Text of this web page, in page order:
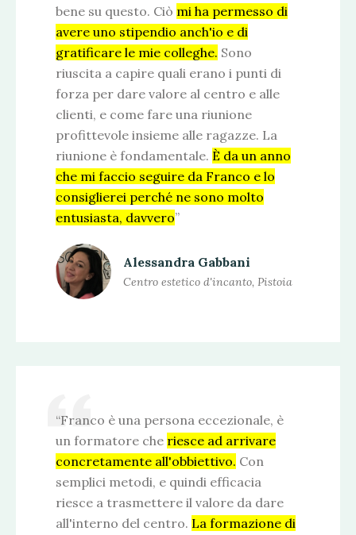
bene su questo. Ciò mi ha permesso di
avere uno stipendio anch'io e di
gratificare le mie colleghe. Sono
riuscita a capire quali erano i punti di
forza per dare valore al centro e alle
clienti, e come fare una riunione
profittevole insieme alle ragazze. La
riunione è fondamentale. È da un anno
che mi faccio seguire da Franco e lo
consiglierei perché ne sono molto
entusiasta, davvero”
Alessandra Gabbani
Centro estetico d'incanto, Pistoia
“Franco è una persona eccezionale, è
un formatore che riesce ad arrivare
concretamente all'obbiettivo. Con
semplici metodi, e quindi efficacia
riesce a trasmettere il valore da dare
all'interno del centro. La formazione di